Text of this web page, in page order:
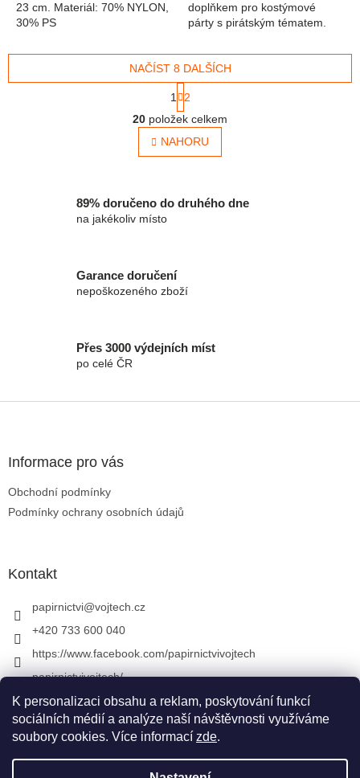
K personalizaci obsahu a reklam, poskytování funkcí
sociálních médií a analýze naší návštěvnosti využíváme
soubory cookies. Více informací zde.
23 cm. Materiál: 70% NYLON,
30% PS
doplňkem pro kostýmové
párty s pirátským tématem.
kvalitního a odolného
plastového materiálu,...
Ovládací prvky výpisu
NAČÍST 8 DALŠÍCH
1
2
20 položek celkem
NAHORU
89% doručeno do druhého dne
na jakékoliv místo
Garance doručení
nepoškozeného zboží
Přes 3000 výdejních míst
po celé ČR
Informace pro vás
Obchodní podmínky
Podmínky ochrany osobních údajů
Kontakt
papirnictvi@vojtech.cz
+420 733 600 040
https://www.facebook.com/papirnictvivojtech
papirnictvivojtech/
+420 733 600 040
Vytvořil Shoptet&